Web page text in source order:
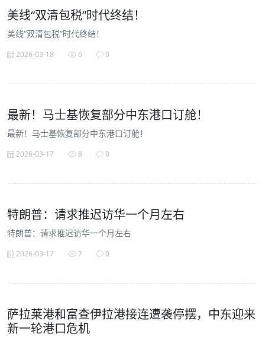
美线“双清包税”时代终结！
美线“双清包税”时代终结！
2026-03-18 6 0
最新！马士基恢复部分中东港口订舱！
最新！马士基恢复部分中东港口订舱！
2026-03-17 8 0
特朗普：请求推迟访华一个月左右
特朗普：请求推迟访华一个月左右
2026-03-17 7 0
萨拉莱港和富查伊拉港接连遭袭停摆，中东迎来
新一轮港口危机